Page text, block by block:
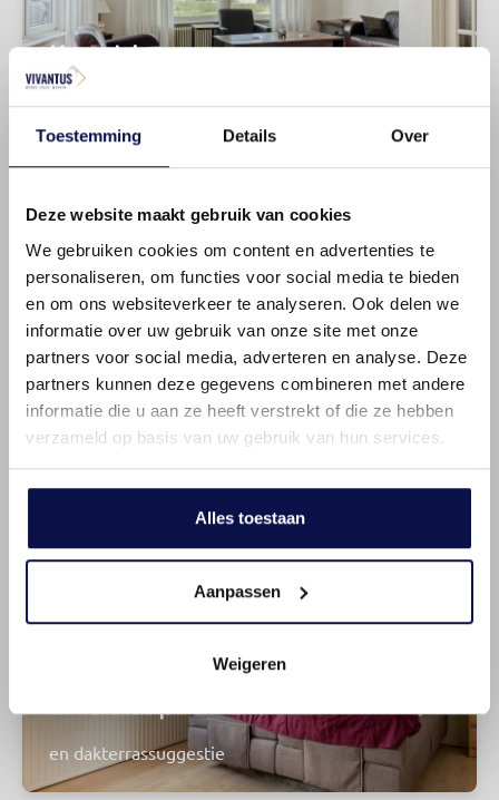
Toestemming Details Over
Deze website maakt gebruik van cookies
We gebruiken cookies om content en advertenties te
personaliseren, om functies voor social media te bieden
en om ons websiteverkeer te analyseren. Ook delen we
informatie over uw gebruik van onze site met onze
partners voor social media, adverteren en analyse. Deze
partners kunnen deze gegevens combineren met andere
informatie die u aan ze heeft verstrekt of die ze hebben
verzameld op basis van uw gebruik van hun services.
Alles toestaan
Aanpassen
Weigeren
Kom binnen
Praktische keuken
Ruime badkamer
Op begane grond
Drie slaapkamers
en dakterrassuggestie